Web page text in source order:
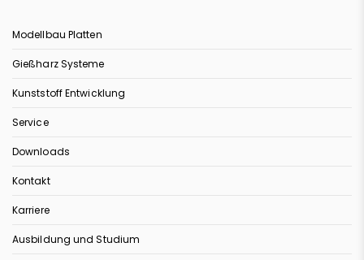
Modellbau Platten
Gießharz Systeme
Kunststoff Entwicklung
Service
Downloads
Kontakt
Karriere
Ausbildung und Studium